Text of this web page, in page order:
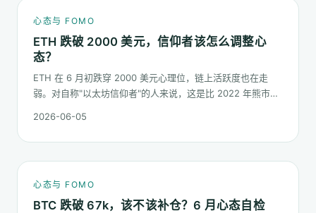
心态与 FOMO
ETH 跌破 2000 美元，信仰者该怎么调整心
态？
ETH 在 6 月初跌穿 2000 美元心理位，链上活跃度也在走
弱。对自称"以太坊信仰者"的人来说，这是比 2022 年熊市更
2026-06-05
心态与 FOMO
BTC 跌破 67k，该不该补仓？6 月心态自检